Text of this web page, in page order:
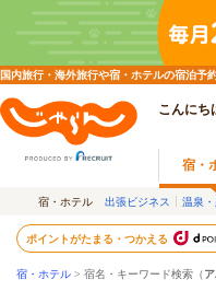
国内旅行・海外旅行や宿・ホテルの宿泊
こんにち
宿・
宿・ホテル 出張ビジネス 温泉
ポイントがたまる・つかえる
宿・ホテル > 宿名・キーワード検索（